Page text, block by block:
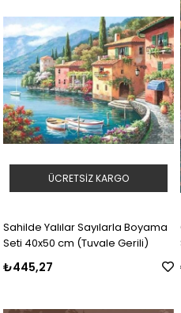
Sahilde Yalılar Sayılarla Boyama
Seti 40x50 cm (Tuvale Gerili)
₺445,27
ÜCRETSIZ KARGO